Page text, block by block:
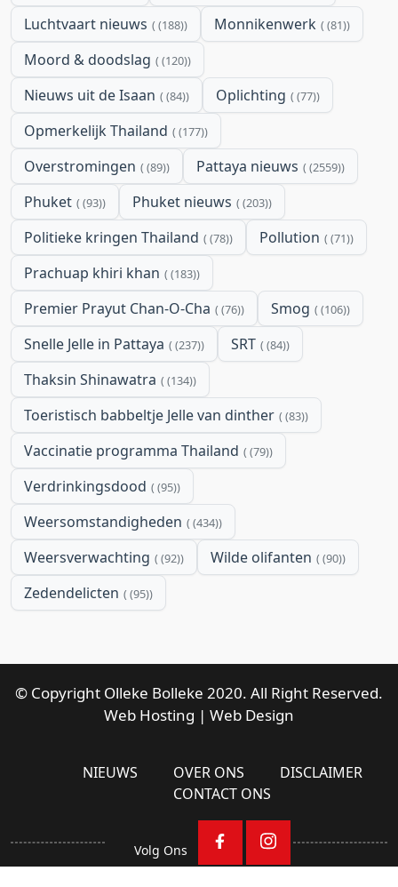
Luchtvaart nieuws (188) Monnikenwerk (81)
Moord & doodslag (120)
Nieuws uit de Isaan (84) Oplichting (77)
Opmerkelijk Thailand (177)
Overstromingen (89) Pattaya nieuws (2559)
Phuket (93) Phuket nieuws (203)
Politieke kringen Thailand (78) Pollution (71)
Prachuap khiri khan (183)
Premier Prayut Chan-O-Cha (76) Smog (106)
Snelle Jelle in Pattaya (237) SRT (84)
Thaksin Shinawatra (134)
Toeristisch babbeltje Jelle van dinther (83)
Vaccinatie programma Thailand (79)
Verdrinkingsdood (95)
Weersomstandigheden (434)
Weersverwachting (92) Wilde olifanten (90)
Zedendelicten (95)
© Copyright Olleke Bolleke 2020. All Right Reserved.
Web Hosting | Web Design
NIEUWS OVER ONS
DISCLAIMER
CONTACT ONS
Volg Ons